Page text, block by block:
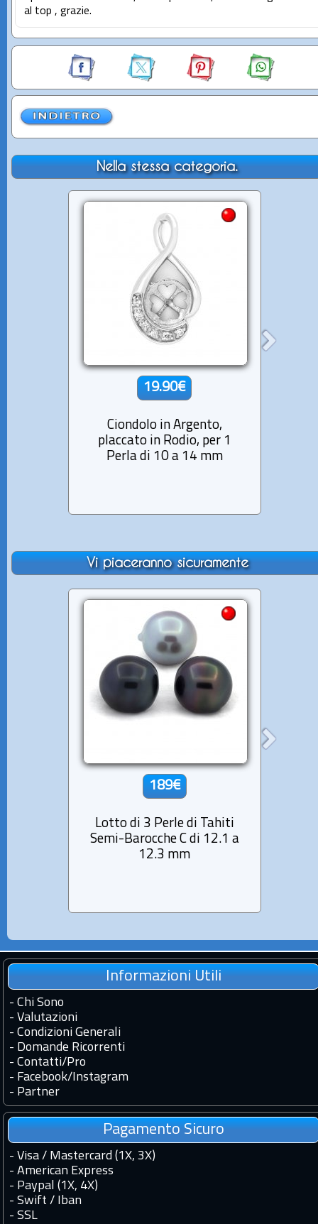
al top , grazie.
Nella stessa categoria.
19.90€
Ciondolo in Argento,
placcato in Rodio, per 1
Perla di 10 a 14 mm
Vi piaceranno sicuramente
189€
Lotto di 3 Perle di Tahiti
Semi-Barocche C di 12.1 a
12.3 mm
Informazioni Utili
- Chi Sono
- Valutazioni
- Condizioni Generali
- Domande Ricorrenti
- Contatti/Pro
- Facebook/Instagram
- Partner
Pagamento Sicuro
- Visa / Mastercard (1X, 3X)
- American Express
- Paypal (1X, 4X)
- Swift / Iban
- SSL